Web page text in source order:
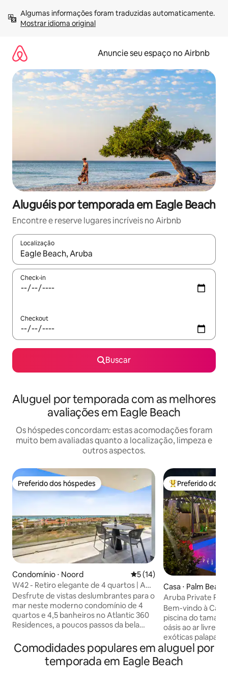
para
Mostrar idioma original
Anuncie seu espaço no Airbnb
Aluguéis por temporada em Eagle Beach
Encontre e reserve lugares incríveis no Airbnb
Localização
Quando os resultados estiverem disponíveis, explore-os
Check-in
Checkout
Buscar
Aluguel por temporada com as melhores
avaliações em Eagle Beach
Os hóspedes concordam: estas acomodações foram
muito bem avaliadas quanto a localização, limpeza e
outros aspectos.
Preferido dos hóspedes
Preferido dos hóspedes
Condomínio ⋅ Noord 5 de uma avaliação média
5 (14)
W42 - Retiro elegante de 4 quartos | A
poucos passos de Eagle
Desfrute de vistas deslumbrantes para o
mar neste moderno condomínio de 4
quartos e 4,5 banheiros no Atlantic 360
Residences, a poucos passos da bela
estilo, esta unidade espaçosa dispõe de
3 quartos king e 1 quarto queen, cada
um com banheiros privativos, além de
Entre os
Preferido dos
Casa ⋅ Palm Beach
Aruba Private
seu
Bem-vindo à Casa
piscina do
oásis ao ar livre.
exóticas palapas
sol. Seja qual for
Carmella tem
fica a uma curta
Comodidades populares em aluguel por
temporada em Eagle Beach